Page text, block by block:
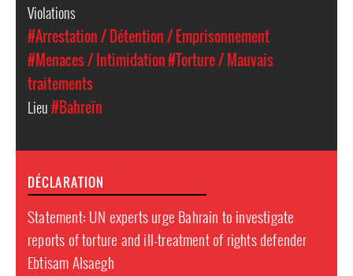
Violations
#Arrestation / Détention / Emprisonnement
#Menaces / Intimidation#Torture / Mauvais
traitements
Lieu#Bahreïn
DÉCLARATION
Statement: UN experts urge Bahrain to investigate
reports of torture and ill-treatment of rights defender
Ebtisam Alsaegh